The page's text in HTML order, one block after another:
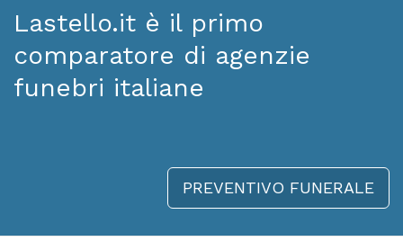
Lastello.it è il primo
comparatore di agenzie
funebri italiane
PREVENTIVO FUNERALE